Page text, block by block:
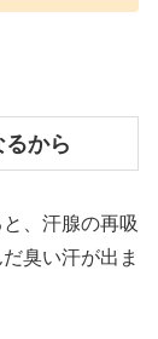
から
、汗腺の再吸
臭い汗が出ま